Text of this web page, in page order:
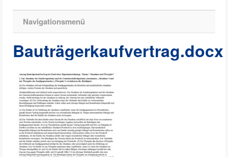
Navigationsmenü
Bauträgerkaufvertrag.docx